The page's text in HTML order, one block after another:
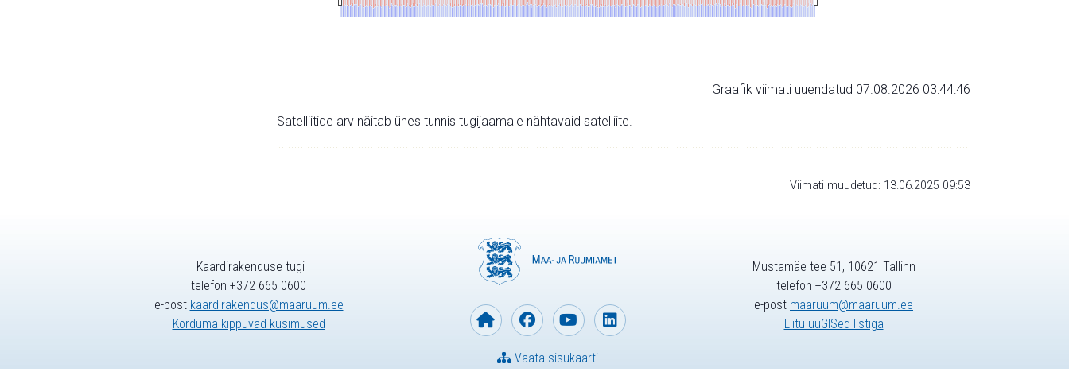
Graafik viimati uuendatud 07.08.2026 03:44:46
Satelliitide arv näitab ühes tunnis tugijaamale nähtavaid satelliite.
Viimati muudetud: 13.06.2025 09:53
Kaardirakenduse tugi
telefon +372 665 0600
e-post kaardirakendus@maaruum.ee
Korduma kippuvad küsimused
Vaata sisukaarti
Mustamäe tee 51, 10621 Tallinn
telefon +372 665 0600
e-post maaruum@maaruum.ee
Liitu uuGISed listiga